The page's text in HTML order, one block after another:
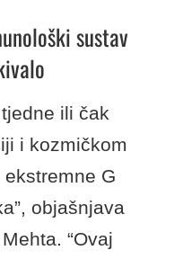
sustav
ili čak
i kozmičkom
G
objašnjava
“Ovaj